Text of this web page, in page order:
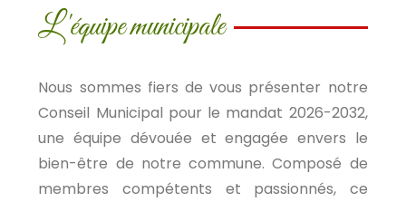
L'équipe municipale
Nous sommes fiers de vous présenter notre
Conseil Municipal pour le mandat 2026-2032,
une équipe dévouée et engagée envers le
bien-être de notre commune. Composé de
membres compétents et passionnés, ce